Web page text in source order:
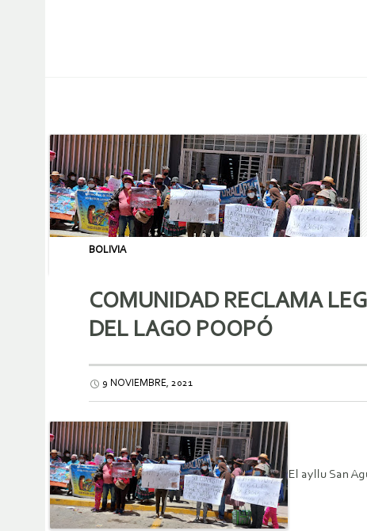
BOLIVIA
COMUNIDAD RECLAMA
DEL LAGO POOPÓ
9 NOVIEMBRE, 2021
El ayllu San